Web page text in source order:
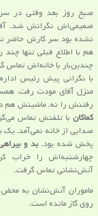
صبح روز بعد وقتی در
صمیمی‌اش نگرانش شد.
نشده بود سر کارش حاضر
هم با اطلاع قبلی تنها
چندین‌بار با خانه‌اش
با نگرانی پیش رئیس
منزل آقای مودت رفت.
رفتنش را نه. ماشینش هم
کماکان با تلفنش تماس
صدایی از خانه نمی‌آمد. یک
پخش شده بود. بد و
چهارشنبه‌اش را خراب
آتش‌نشانی تماس گرفت.
ماموران آتش‌نشان به
روی گاز مانده است.